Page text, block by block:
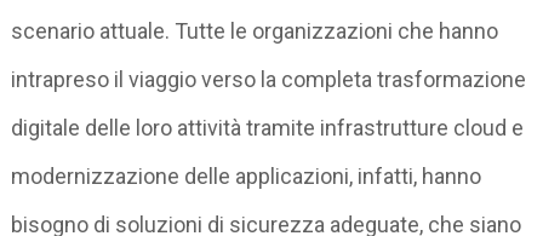
scenario attuale. Tutte le organizzazioni che hanno
intrapreso il viaggio verso la completa trasformazione
digitale delle loro attività tramite infrastrutture cloud e
modernizzazione delle applicazioni, infatti, hanno
bisogno di soluzioni di sicurezza adeguate, che siano